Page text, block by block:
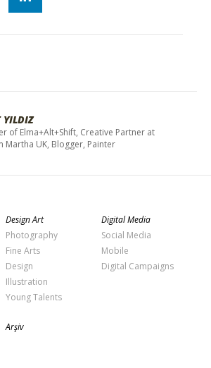
YILDIZ
of Elma+Alt+Shift, Creative Partner at
Martha UK, Blogger, Painter
Design Art
Photography
Fine Arts
Design
Illustration
Young Talents
Digital Media
Social Media
Mobile
Digital Campaigns
Arşiv